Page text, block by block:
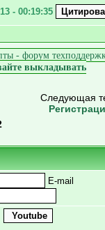
- 00:19:35
- форум
выкладывать
Следующая
E-mail